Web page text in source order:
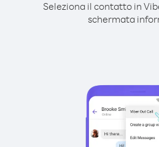
Seleziona il contatto in
schermata